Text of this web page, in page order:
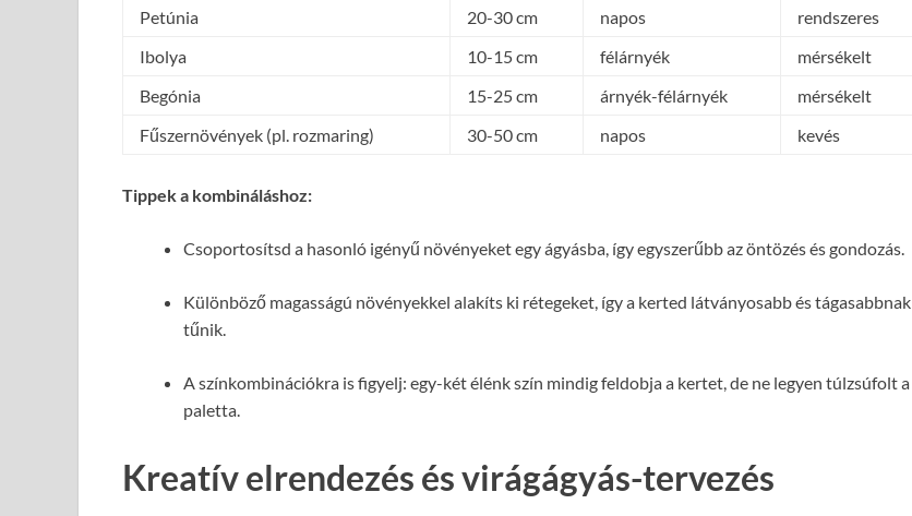
Petúnia
20-30 cm napos
rendszeres
Ibolya
10-15 cm félárnyék
mérsékelt
Begónia
15-25 cm árnyék-félárnyék
mérsékelt
Fűszernövények (pl. rozmaring)
30-50 cm napos kevés
Tippek a kombináláshoz:
Csoportosítsd a hasonló igényű növényeket egy ágyásba, így egyszerűbb az öntözés és gondozás.
Különböző magasságú növényekkel alakíts ki rétegeket, így a kerted látványosabb és tágasabbnak
tűnik.
A színkombinációkra is figyelj: egy-két élénk szín mindig feldobja a kertet, de ne legyen túlzsúfolt a
paletta.
Kreatív elrendezés és virágágyás-tervezés